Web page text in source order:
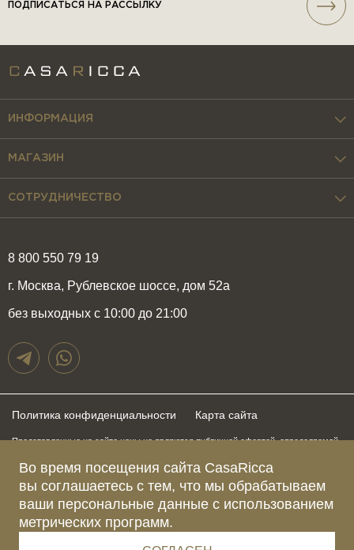
Во время посещения сайта CasaRicca
вы соглашаетесь с тем, что мы обрабатываем
ваши персональные данные с использованием
метрических программ.
ПОДПИСАТЬСЯ НА РАССЫЛКУ
8 800 550 79 19
г. Москва, Рублевское шоссе, дом 52а
без выходных с 10:00 до 21:00
ИНФОРМАЦИЯ
МАГАЗИН
СОТРУДНИЧЕСТВО
Политика конфиденциальности Карта сайта
Представленные на сайте цены не являются публичной офертой, определяемой
быть изменены в любое время без предупреждения. Для получения актуальной и
подробной информации о стоимости, сроках и условиях поставки просьба
обращаться к менеджерам по указанным выше телефонам
Зарегистрированное название компании
Адрес Ш. РУБЛЁВСКОЕ, Д. 52А, ПОМЕЩ. I ЭТАЖ 2, КОМ. 81 Г.МОСКВА, ВН.ТЕР.